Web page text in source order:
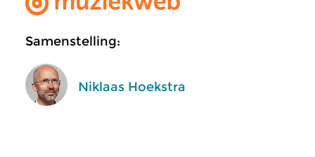
Samenstelling:
Niklaas Hoekstra